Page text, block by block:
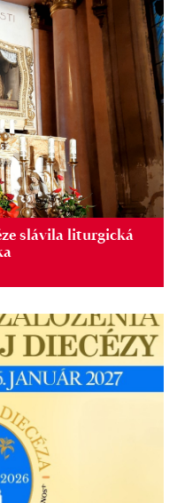
slávila liturgická